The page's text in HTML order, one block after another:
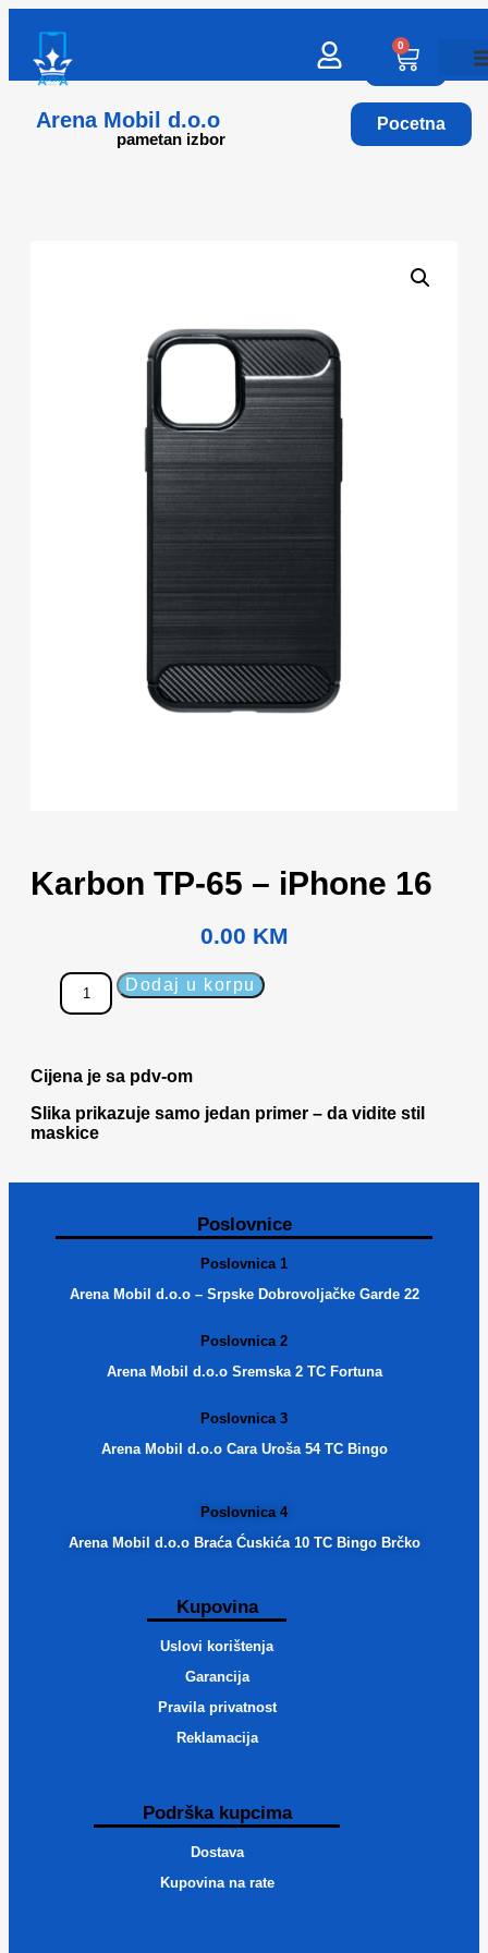
Arena Mobil d.o.o
pametan izbor
0
Pocetna
Karbon TP-65 – iPhone 16
0.00 KM
Dodaj u korpu
Cijena je sa pdv-om
Slika prikazuje samo jedan primer – da vidite stil
maskice
Poslovnice
Poslovnica 1
Arena Mobil d.o.o – Srpske Dobrovoljačke Garde 22
Poslovnica 2
Arena Mobil d.o.o Sremska 2 TC Fortuna
Poslovnica 3
Arena Mobil d.o.o Cara Uroša 54 TC Bingo
Poslovnica 4
Arena Mobil d.o.o Braća Ćuskića 10 TC Bingo Brčko
Kupovina
Uslovi korištenja
Garancija
Pravila privatnost
Reklamacija
Podrška kupcima
Dostava
Kupovina na rate